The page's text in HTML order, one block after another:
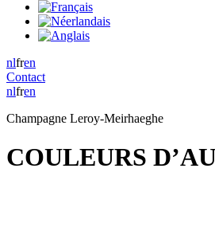
nlfren
Contact
nlfren
Champagne Leroy-Meirhaeghe
COULEURS